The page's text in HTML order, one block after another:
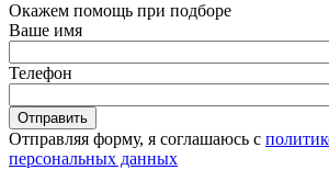
Окажем помощь при подборе
Ваше имя
Телефон
Отправляя форму, я соглашаюсь с
персональных данных